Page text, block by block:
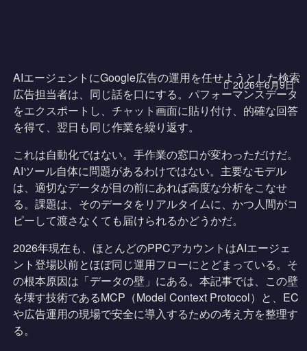
2026年6月9日
AIエージェントにGoogle広告の運用を任せようとした検索
広告担当者は、同じ話を口にする。パフォーマンスデータ
をエクスポートし、チャット画面に貼り付け、的確な回答
を得て、翌日も同じ作業を繰り返す。
これは自動化ではない。手作業の窓口が変わっただけだ。
AIツール自体に問題があるわけではない。主要なモデル
は、適切なデータが目の前にあれば高度な分析をこなせ
る。課題は、そのデータをリアルタイムに、かつ人間がコ
ピーして渡さなくても届けられるかどうかだ。
2026年現在も、ほとんどのPPCアカウントはAIエージェ
ント登場以前とほぼ同じ運用フローにとどまっている。そ
の根本原因は「データの壁」にある。本記事では、この壁
を壊す技術であるMCP（Model Context Protocol）と、EC
や広告運用の現場で安全に導入するための考え方を整理す
る。